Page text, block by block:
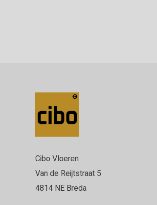
Cibo Vloeren
Van de Reijtstraat 5
4814 NE Breda